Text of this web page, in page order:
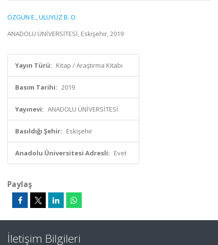
ÖZGÜN E.,ULUYÜZ B. O.
ANADOLU ÜNİVERSİTESİ, Eskişehir, 2019
Yayın Türü: Kitap / Araştırma Kitabı
Basım Tarihi: 2019
Yayınevi: ANADOLU ÜNİVERSİTESİ
Basıldığı Şehir: Eskişehir
Anadolu Üniversitesi Adresli: Evet
Paylaş
İletişim Bilgileri